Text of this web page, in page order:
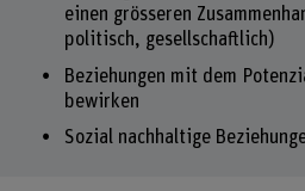
einen grösseren
politisch, gesellschaftlich)
Beziehungen mit dem
bewirken
Sozial nachhaltige